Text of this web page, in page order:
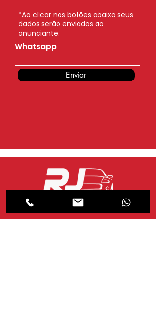
*Ao clicar nos botões abaixo seus
dados serão enviados ao
anunciante.
Whatsapp
Enviar